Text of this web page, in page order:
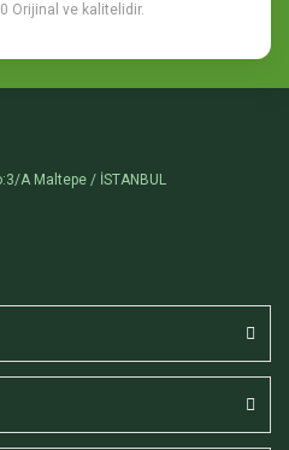
Orijinal ve kalitelidir.
A Maltepe / İSTANBUL